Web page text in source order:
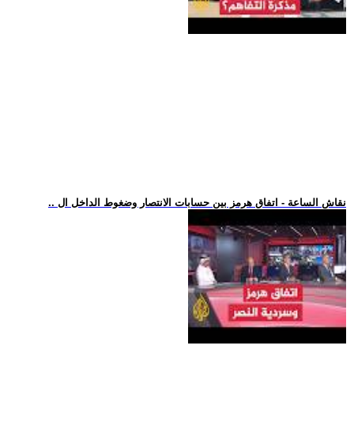
.. نقاش الساعة - اتفاق هرمز بين حسابات الانتصار وضغوط الداخل ال